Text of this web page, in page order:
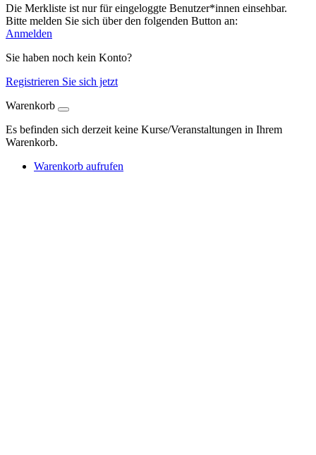
Die Merkliste ist nur für eingeloggte Benutzer*innen einsehbar.
Bitte melden Sie sich über den folgenden Button an:
Anmelden
Sie haben noch kein Konto?
Registrieren Sie sich jetzt
Warenkorb
Es befinden sich derzeit keine Kurse/Veranstaltungen in Ihrem
Warenkorb.
Warenkorb aufrufen